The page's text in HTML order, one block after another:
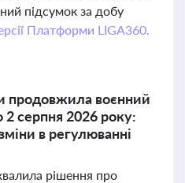
підсумок за добу
Платформи LIGA360.
продовжила воєнний
2 серпня 2026 року:
в регулюванні
рішення про